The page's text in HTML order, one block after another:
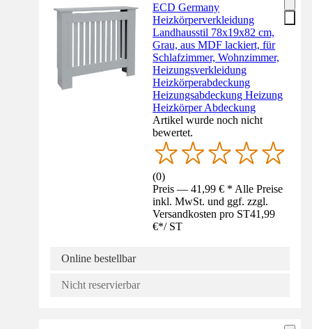
ECD Germany
Heizkörperverkleidung
Landhausstil 78x19x82 cm,
Grau, aus MDF lackiert, für
Schlafzimmer, Wohnzimmer,
Heizungsverkleidung
Heizkörperabdeckung
Heizungsabdeckung Heizung
Heizkörper Abdeckung
Artikel wurde noch nicht
bewertet.
(0)
Preis — 41,99 € * Alle Preise
inkl. MwSt. und ggf. zzgl.
Versandkosten pro ST41,99
€*/ ST
Online bestellbar
Nicht reservierbar